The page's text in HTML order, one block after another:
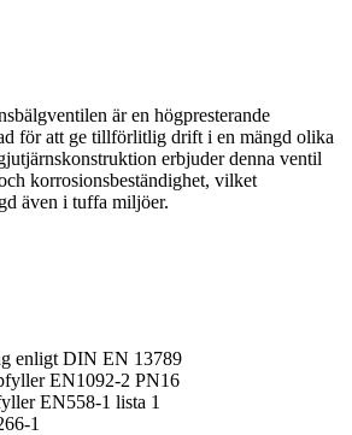
är en högpresterande
för att ge tillförlitlig drift i en mängd olika
erbjuder denna ventil
korrosionsbeständighet, vilket
även i tuffa miljöer.
enligt DIN EN 13789
EN1092-2 PN16
EN558-1 lista 1
1